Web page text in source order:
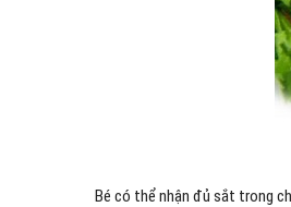
Bé có thể nhận đủ sắt trong